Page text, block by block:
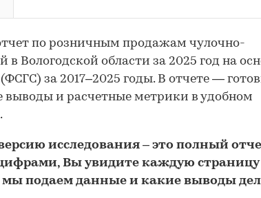
по розничным продажам чулочно-
в Вологодской области за 2025 год на
за 2017–2025 годы. В отчете —
выводы и расчетные метрики в удобном
исследования – это полный
Вы увидите каждую страницу
мы подаем данные и какие выводы